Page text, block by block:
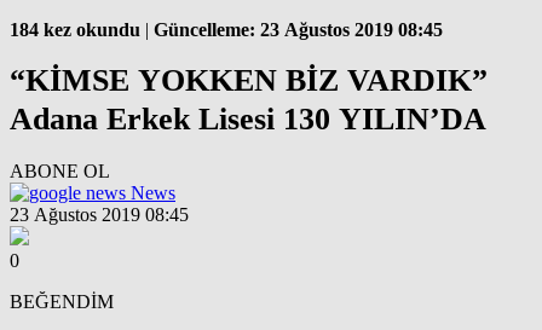
184 kez okundu | Güncelleme: 23 Ağustos 2019 08:45
“KİMSE YOKKEN BİZ VARDIK”
Adana Erkek Lisesi 130 YILIN’DA
ABONE OL
News
23 Ağustos 2019 08:45
0
BEĞENDİM